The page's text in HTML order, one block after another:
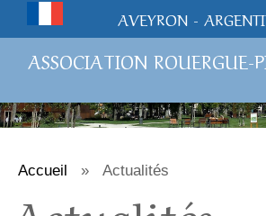
AVEYRON -
ASSOCIATION ROUERGUE-
Accueil » Actualités